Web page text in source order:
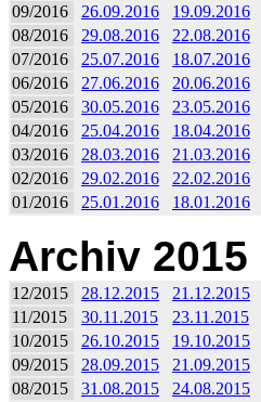
09/2016
26.09.2016 19.09.2016
08/2016
29.08.2016 22.08.2016
07/2016
25.07.2016 18.07.2016
06/2016
27.06.2016 20.06.2016
05/2016
30.05.2016 23.05.2016
04/2016
25.04.2016 18.04.2016
03/2016
28.03.2016 21.03.2016
02/2016
29.02.2016 22.02.2016
01/2016
25.01.2016 18.01.2016
Archiv 2015
12/2015 28.12.2015 21.12.2015
11/2015
30.11.2015 23.11.2015
10/2015
26.10.2015 19.10.2015
09/2015
28.09.2015 21.09.2015
08/2015
31.08.2015 24.08.2015